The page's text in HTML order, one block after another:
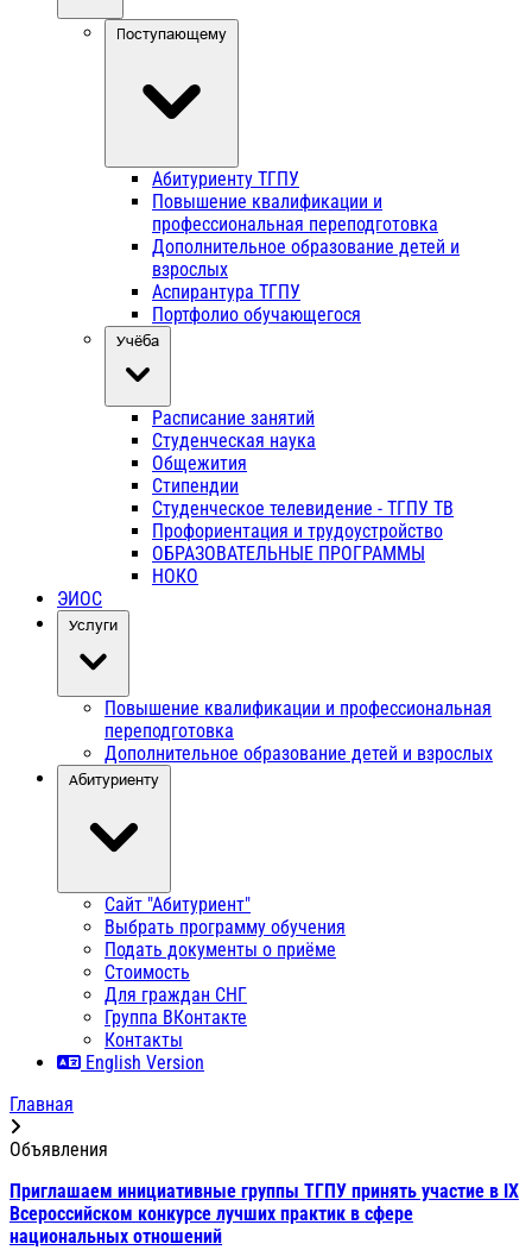
Поступающему
Абитуриенту ТГПУ
Повышение квалификации и
профессиональная переподготовка
Дополнительное образование детей и
взрослых
Аспирантура ТГПУ
Портфолио обучающегося
Учёба
Расписание занятий
Студенческая наука
Общежития
Стипендии
Студенческое телевидение - ТГПУ ТВ
Профориентация и трудоустройство
ОБРАЗОВАТЕЛЬНЫЕ ПРОГРАММЫ
НОКО
ЭИОС
Услуги
Повышение квалификации и профессиональная
переподготовка
Дополнительное образование детей и взрослых
Абитуриенту
Сайт "Абитуриент"
Выбрать программу обучения
Подать документы о приёме
Стоимость
Для граждан СНГ
Группа ВКонтакте
Контакты
English Version
Главная
Объявления
Приглашаем инициативные группы ТГПУ принять участие в IX
Всероссийском конкурсе лучших практик в сфере
национальных отношений